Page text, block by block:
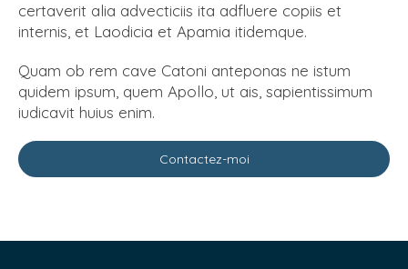
certaverit alia advecticiis ita adfluere copiis et
internis, et Laodicia et Apamia itidemque.
Quam ob rem cave Catoni anteponas ne istum
quidem ipsum, quem Apollo, ut ais, sapientissimum
iudicavit huius enim.
Contactez-moi